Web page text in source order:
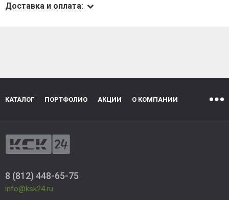
Доставка и оплата:
КАТАЛОГ ПОРТФОЛИО АКЦИИ О КОМПАНИИ
8 (812) 448-65-75
info@ksk24.ru